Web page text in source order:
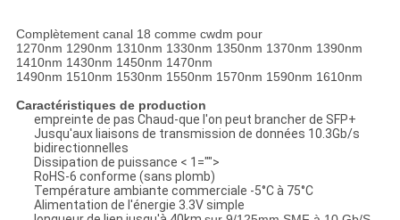
Complètement canal 18 comme cwdm pour
1270nm 1290nm 1310nm 1330nm 1350nm 1370nm 1390nm
1410nm 1430nm 1450nm 1470nm
1490nm 1510nm 1530nm 1550nm 1570nm 1590nm 1610nm
Caractéristiques de production
empreinte de pas Chaud-que l'on peut brancher de SFP+
Jusqu'aux liaisons de transmission de données 10.3Gb/s
bidirectionnelles
Dissipation de puissance < 1="">
RoHS-6 conforme (sans plomb)
Température ambiante commerciale -5°C à 75°C
Alimentation de l'énergie 3.3V simple